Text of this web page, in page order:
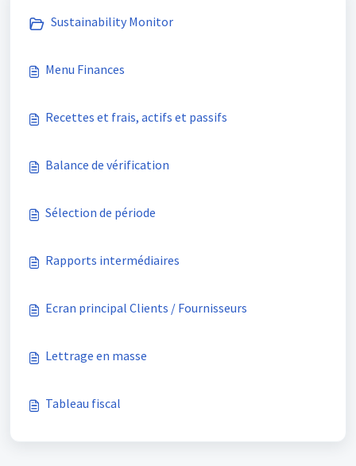
Sustainability Monitor
Menu Finances
Recettes et frais, actifs et passifs
Balance de vérification
Sélection de période
Rapports intermédiaires
Ecran principal Clients / Fournisseurs
Lettrage en masse
Tableau fiscal